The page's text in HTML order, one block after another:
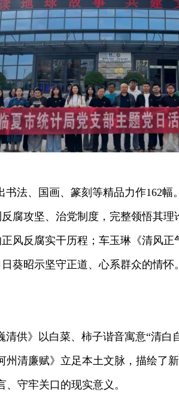
书法、国画、篆刻等精品力作162幅
反腐攻坚、治党制度，完整领悟其
风反腐实干历程；车玉琳《清风
葵昭示坚守正道、心系群众的情
供》以白菜、柿子谐音寓意“清
清廉赋》立足本土文脉，描绘了
守牢关口的现实意义。